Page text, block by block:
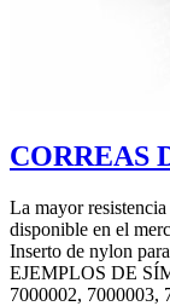
CORREAS
La mayor
disponible en el
Inserto de nylon
EJEMPLOS DE
7000002, 7000003,